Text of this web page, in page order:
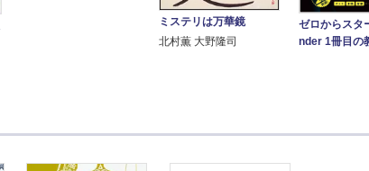
ミステリは万華鏡
北村薫 大野隆司
ゼロからスタ
nder 1冊目の